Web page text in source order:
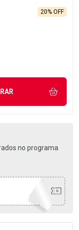
20% OFF
UNIDADE
no programa